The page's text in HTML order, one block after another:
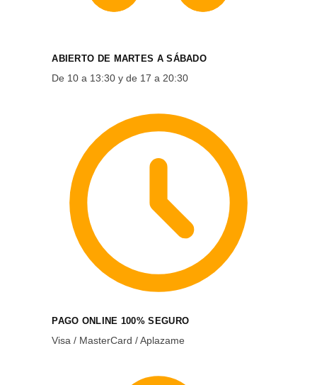
ABIERTO DE MARTES A SÁBADO
De 10 a 13:30 y de 17 a 20:30
PAGO ONLINE 100% SEGURO
Visa / MasterCard / Aplazame